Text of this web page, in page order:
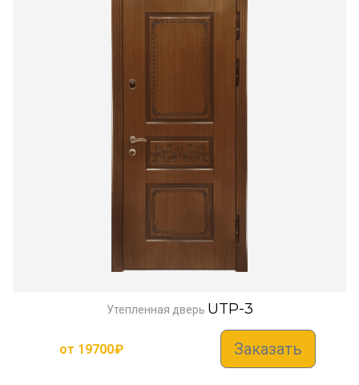
Утепленная дверь UTP-3
от 19700₽ Заказать